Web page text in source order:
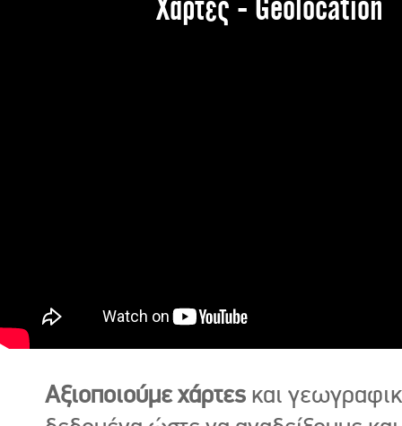
Χάρτες - Geolocation
Αξιοποιούμε χάρτες και